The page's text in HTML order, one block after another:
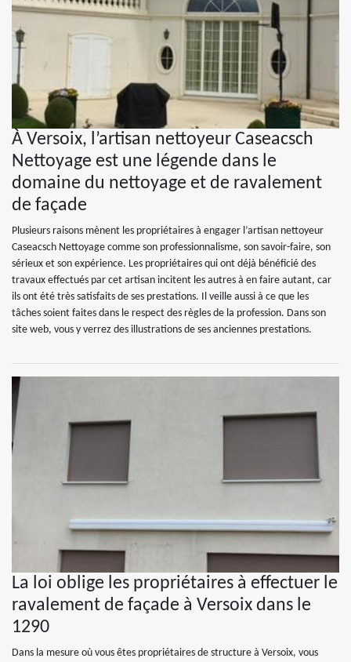
À Versoix, l’artisan nettoyeur Caseacsch
Nettoyage est une légende dans le
domaine du nettoyage et de ravalement
de façade
Plusieurs raisons mènent les propriétaires à engager l’artisan nettoyeur
Caseacsch Nettoyage comme son professionnalisme, son savoir-faire, son
sérieux et son expérience. Les propriétaires qui ont déjà bénéficié des
travaux effectués par cet artisan incitent les autres à en faire autant, car
ils ont été très satisfaits de ses prestations. Il veille aussi à ce que les
tâches soient faites dans le respect des règles de la profession. Dans son
site web, vous y verrez des illustrations de ses anciennes prestations.
La loi oblige les propriétaires à effectuer le
ravalement de façade à Versoix dans le
1290
Dans la mesure où vous êtes propriétaires de structure à Versoix, vous